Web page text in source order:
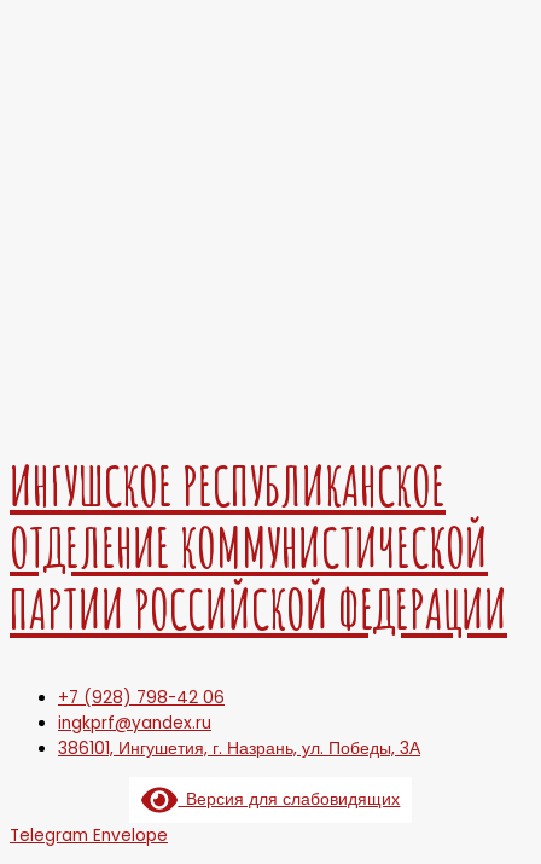
ИНГУШСКОЕ РЕСПУБЛИКАНСКОЕ
ОТДЕЛЕНИЕ КОММУНИСТИЧЕСКОЙ
ПАРТИИ РОССИЙСКОЙ ФЕДЕРАЦИИ
+7 (928) 798-42 06
ingkprf@yandex.ru
386101, Ингушетия, г. Назрань, ул. Победы, 3А
Версия для слабовидящих
Telegram Envelope